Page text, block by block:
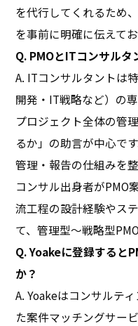
を代行してくれるため
を事前に明確に伝えて
Q. PMOとITコンサルタ
A. ITコンサルタントは
開発・IT戦略など）の
プロジェクト全体の管
るか」の助言が中心で
管理・報告の仕組みを
コンサル出身者がPMO
流工程の設計経験やス
て、管理型〜戦略型
Q. Yoakeに登録すると
か？
A. Yoakeはコンサルテ
た案件マッチングサー